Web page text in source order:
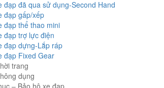
đạp đã qua sử dụng-Second Hand
đạp gấp/xếp
đạp thể thao mini
đạp trợ lực điện
đạp dựng-Lắp ráp
đạp Fixed Gear
trang
dụng
– Bảo hộ xe đạp